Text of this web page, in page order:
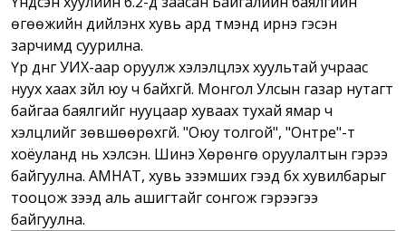
өгөөжийн дийлэнх хувь ард түмэнд ирнэ гэсэн
зарчимд суурилна.
Үр дүнг УИХ-аар оруулж хэлэлцүүлэх хуультай учраас
нуух хаах зүйл юу ч байхгүй. Монгол Улсын газар нутагт
байгаа баялгийг нууцаар хуваах тухай ямар ч
хэлцлийг зөвшөөрөхгүй. "Оюу толгой", "Онтре"-т
хоёуланд нь хэлсэн. Шинэ Хөрөнгө оруулалтын гэрээ
байгуулна. АМНАТ, хувь эзэмших гээд бүх хувилбарыг
тооцож үзээд аль ашигтайг сонгож гэрээгээ
байгуулна.